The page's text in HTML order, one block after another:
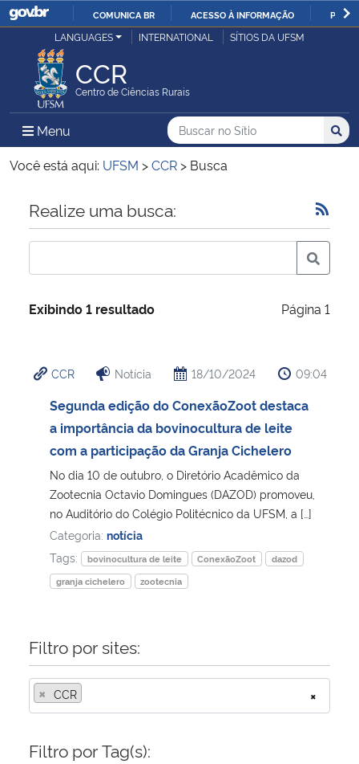
IR
COMUNICA BR ACESSO À INFORMAÇÃO
Ministério da Justiça e Segurança Pública
Ministério da Defesa
Ministério das Relações Exteriores
Ministério da Economia
Ministério da Infraestrutura
Ministério da Cidadania
Ministério da Saúde
Ministério de Minas e Energia
Ministério da Ciência, Tecnologia, Inovações e Comunicações
Ministério do Meio Ambiente
Ministério do Turismo
Ministério da Mulher, da Família e dos Direitos Humanos
Secretaria-Geral
LANGUAGES INTERNATIONAL SÍTIOS DA UFSM
CCR
Centro de Ciências Rurais
Menu Menu Principal do Sítio
Busca
Buscar no no Sítio
Busca:
Você está aqui: UFSM >CCR > Busca
Início do conteúdo
Realize uma busca:
Exibindo 1 resultado Página 1
CCR Notícia 18/10/2024 09:04
Segunda edição do ConexãoZoot destaca
a importância da bovinocultura de leite
com a participação da Granja Cichelero
No dia 10 de outubro, o Diretório Acadêmico da
Zootecnia Octavio Domingues (DAZOD) promoveu,
no Auditório do Colégio Politécnico da UFSM, a […]
Categoria: notícia
Tags:
bovinocultura de leite ConexãoZoot
dazod
granja cichelero
zootecnia
Filtro por sites:
×
× CCR
Filtro por Tag(s):